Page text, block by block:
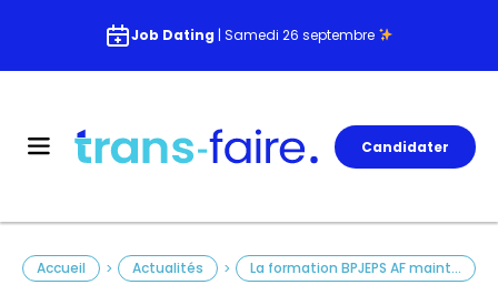
Job Dating | Samedi 26 septembre
Candidater
Accueil > Actualités > La formation BPJEPS AF maintenant en version digitalisée !